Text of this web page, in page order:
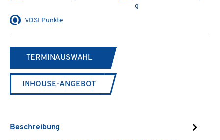
g
VDSI Punkte
TERMINAUSWAHL
INHOUSE-ANGEBOT
Beschreibung